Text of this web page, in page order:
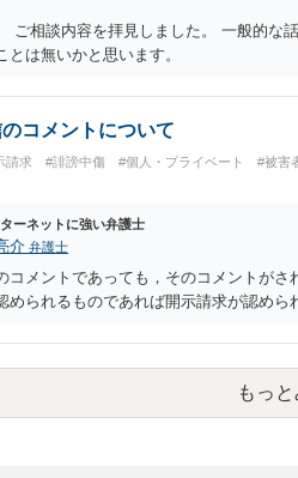
ご相談内容を拝見しました。 一般的な
とは無いかと思います。
コメントについて
請求 #誹謗中傷 #個人・プライベート #被害
ーネットに強い弁護士
介 弁護士
コメントであっても，そのコメントがさ
められるものであれば開示請求が認めら
もっ